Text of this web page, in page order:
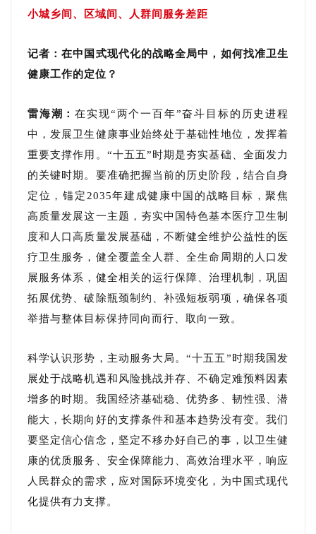
小城乡间、区域间、人群间服务差距
记者：在中国式现代化的战略全局中，如何找准卫生
健康工作的定位？
雷海潮：在实现“两个一百年”奋斗目标的历史进程
中，发展卫生健康事业始终处于基础性地位，发挥着
重要支撑作用。“十五五”时期是夯实基础、全面发力
的关键时期。要准确把握当前的历史阶段，结合自身
定位，锚定2035年建成健康中国的战略目标，聚焦
高质量发展这一主题，夯实中国特色基本医疗卫生制
度和人口高质量发展基础，不断健全维护公益性的医
疗卫生服务，健全覆盖全人群、全生命周期的人口发
展服务体系，健全相关的运行保障、治理机制，巩固
拓展优势、破除瓶颈制约、补强短板弱项，确保各项
举措与整体目标保持同向而行、取向一致。
科学认识形势，主动服务大局。“十五五”时期我国发
展处于战略机遇和风险挑战并存、不确定难预料因素
增多的时期。我国经济基础稳、优势多、韧性强、潜
能大，长期向好的支撑条件和基本趋势没有变。我们
要坚定信心信念，坚定不移办好自己的事，以卫生健
康的优质服务、安全保障能力、高效治理水平，响应
人民群众的需求，应对国际环境变化，为中国式现代
化提供有力支撑。